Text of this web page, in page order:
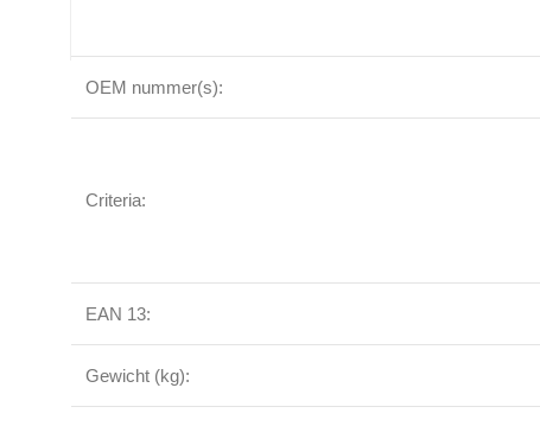
OEM nummer(s):
Criteria:
EAN 13:
Gewicht (kg):